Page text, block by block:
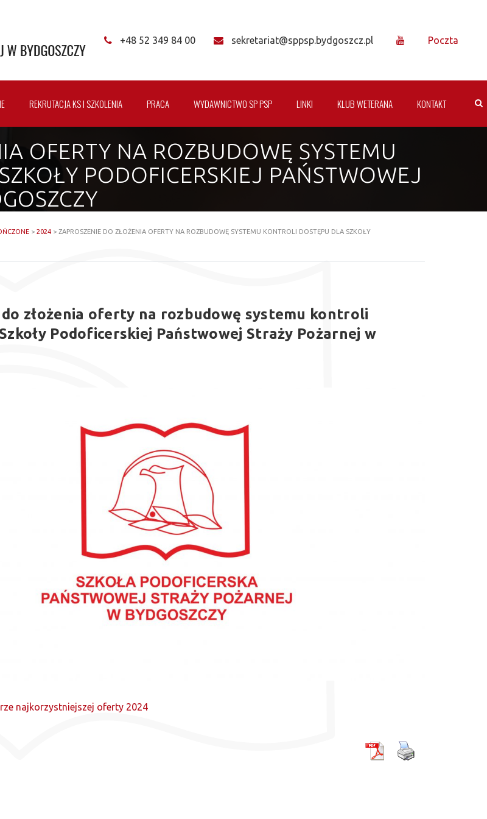
+48 52 349 84 00 sekretariat@sppsp.bydgoszcz.pl Poczta
REKRUTACJA KS I SZKOLENIA PRACA WYDAWNICTWO SP PSP LINKI KLUB WETERANA KONTAKT
OFERTY NA ROZBUDOWĘ SYSTEMU
PODOFICERSKIEJ PAŃSTWOWEJ
> 2024 > ZAPROSZENIE DO ZŁOŻENIA OFERTY NA ROZBUDOWĘ SYSTEMU KONTROLI DOSTĘPU DLA SZKOŁY
złożenia oferty na rozbudowę systemu kontroli
Podoficerskiej Państwowej Straży Pożarnej w
najkorzystniejszej oferty 2024